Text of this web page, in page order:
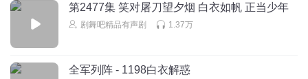
千里不留行__
第2477集 笑对屠刀望夕烟 白衣如帆 正当少年
剧舞吧精品有声剧 1.37万
全军列阵 - 1198白衣解惑